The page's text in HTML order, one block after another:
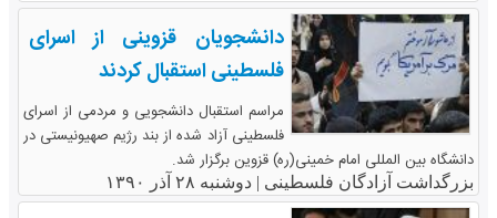
دانشجویان قزوینی از اسرای
فلسطینی استقبال کردند
مراسم استقبال دانشجویی و مردمی از اسرای
فلسطینی آزاد شده از بند رژیم صهیونیستی در
دانشگاه بین المللی امام خمینی(ره) قزوین برگزار شد.
بزرگداشت آزادگان فلسطینی | دوشنبه ۲۸ آذر ۱۳۹۰